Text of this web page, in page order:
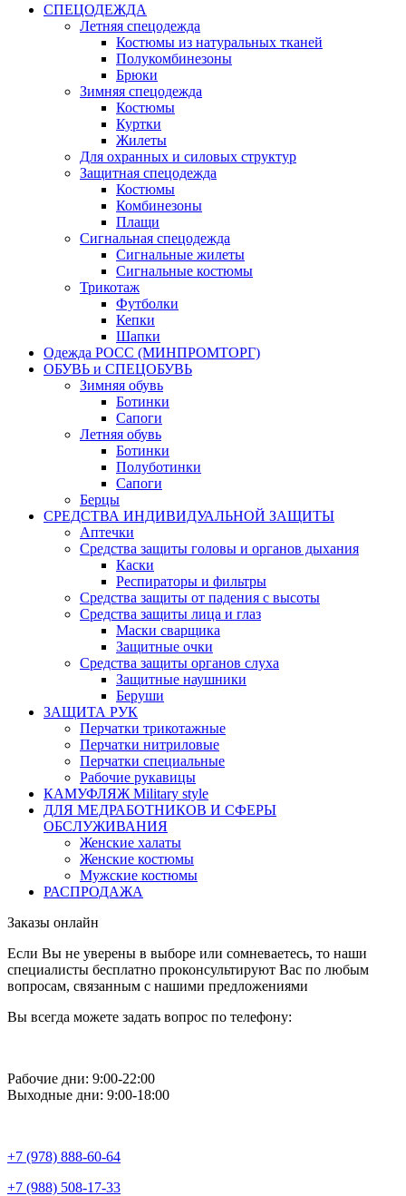
СПЕЦОДЕЖДА
Летняя спецодежда
Костюмы из натуральных тканей
Полукомбинезоны
Брюки
Зимняя спецодежда
Костюмы
Куртки
Жилеты
Для охранных и силовых структур
Защитная спецодежда
Костюмы
Комбинезоны
Плащи
Сигнальная спецодежда
Сигнальные жилеты
Сигнальные костюмы
Трикотаж
Футболки
Кепки
Шапки
Одежда РОСС (МИНПРОМТОРГ)
ОБУВЬ и СПЕЦОБУВЬ
Зимняя обувь
Ботинки
Сапоги
Летняя обувь
Ботинки
Полуботинки
Сапоги
Берцы
СРЕДСТВА ИНДИВИДУАЛЬНОЙ ЗАЩИТЫ
Аптечки
Средства защиты головы и органов дыхания
Каски
Респираторы и фильтры
Средства защиты от падения с высоты
Средства защиты лица и глаз
Маски сварщика
Защитные очки
Средства защиты органов слуха
Защитные наушники
Беруши
ЗАЩИТА РУК
Перчатки трикотажные
Перчатки нитриловые
Перчатки специальные
Рабочие рукавицы
КАМУФЛЯЖ Military style
ДЛЯ МЕДРАБОТНИКОВ И СФЕРЫ
ОБСЛУЖИВАНИЯ
Женские халаты
Женские костюмы
Мужские костюмы
РАСПРОДАЖА
Заказы онлайн
Если Вы не уверены в выборе или сомневаетесь, то наши
специалисты бесплатно проконсультируют Вас по любым
вопросам, связанным с нашими предложениями
Вы всегда можете задать вопрос по телефону:
Рабочие дни: 9:00-22:00
Выходные дни: 9:00-18:00
+7 (978) 888-60-64
+7 (988) 508-17-33